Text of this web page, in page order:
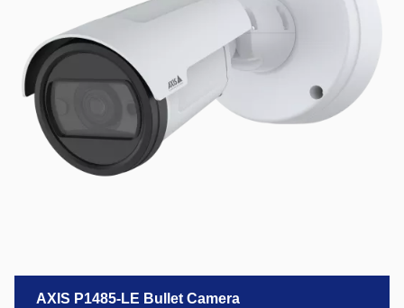
AXIS P1485-LE Bullet Camera